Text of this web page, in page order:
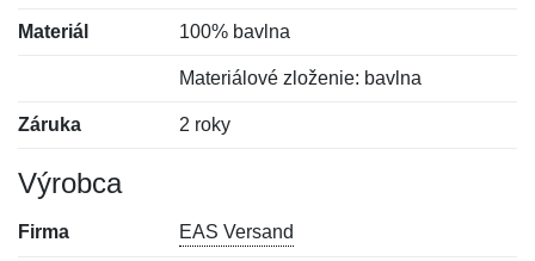
Materiál 100% bavlna
Materiálové zloženie: bavlna
Záruka 2 roky
Výrobca
Firma EAS Versand